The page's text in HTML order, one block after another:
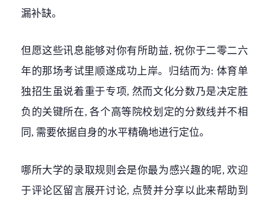
漏补缺。
但愿这些讯息能够对你有所助益, 祝你于二零二六
年的那场考试里顺遂成功上岸。归结而为: 体育单
独招生虽说着重于专项, 然而文化分数乃是决定胜
负的关键所在, 各个高等院校划定的分数线并不相
同, 需要依据自身的水平精确地进行定位。
哪所大学的录取规则会是你最为感兴趣的呢, 欢迎
于评论区留言展开讨论, 点赞并分享以此来帮助到